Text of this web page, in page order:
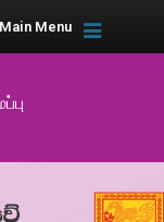
Main Menu